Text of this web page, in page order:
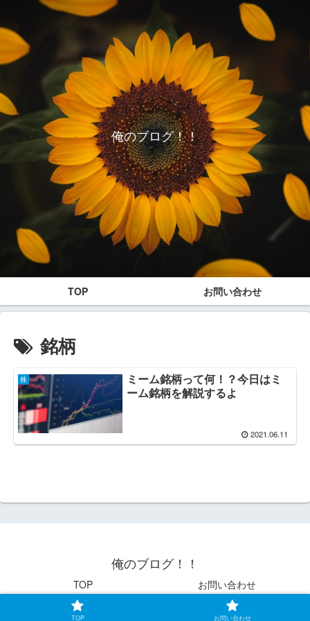
俺のブログ！！
TOP お問い合わせ
銘柄
株
ミーム銘柄って何！？今日はミ
ーム銘柄を解説するよ
2021.06.11
俺のブログ！！
TOP
お問い合わせ
TOP お問い合わせ